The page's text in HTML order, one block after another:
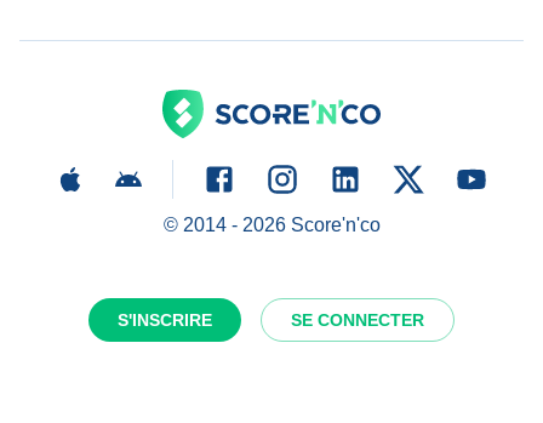
S'INSCRIRE SE CONNECTER
© 2014 - 2026Score'n'co